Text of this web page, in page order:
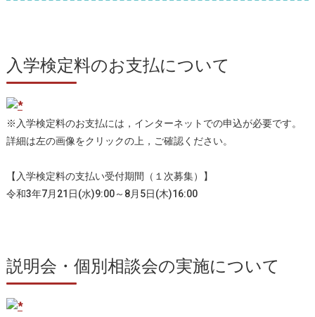
入学検定料のお支払について
※入学検定料のお支払には，インターネットでの申込が必要です。
詳細は左の画像をクリックの上，ご確認ください。
【入学検定料の支払い受付期間（１次募集）】
令和3年7月21日(水)9:00～8月5日(木)16:00
説明会・個別相談会の実施について